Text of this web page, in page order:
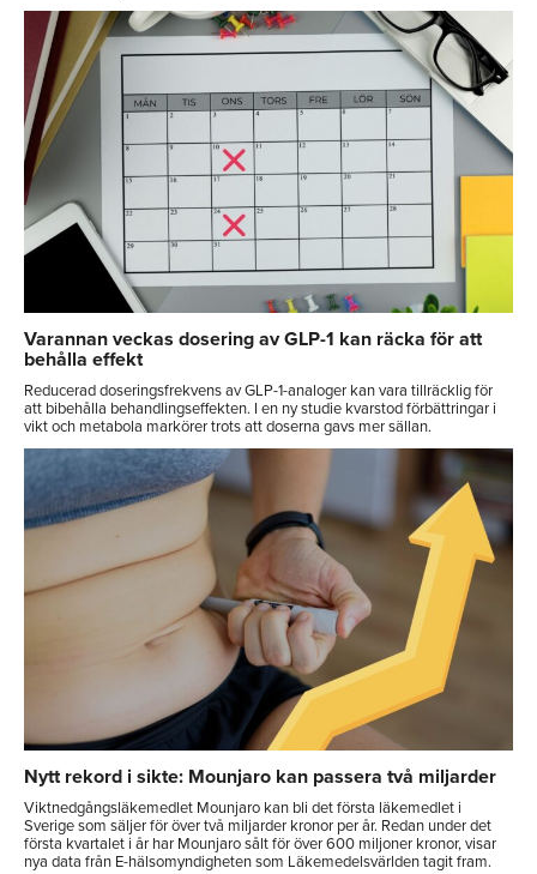
Varannan veckas dosering av GLP-1 kan räcka för att
behålla effekt
Reducerad doseringsfrekvens av GLP-1-analoger kan vara tillräcklig för
att bibehålla behandlingseffekten. I en ny studie kvarstod förbättringar i
vikt och metabola markörer trots att doserna gavs mer sällan.
Nytt rekord i sikte: Mounjaro kan passera två miljarder
Viktnedgångsläkemedlet Mounjaro kan bli det första läkemedlet i
Sverige som säljer för över två miljarder kronor per år. Redan under det
första kvartalet i år har Mounjaro sålt för över 600 miljoner kronor, visar
nya data från E-hälsomyndigheten som Läkemedelsvärlden tagit fram.